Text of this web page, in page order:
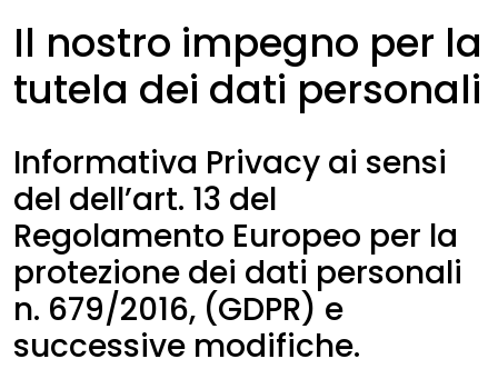
Il nostro impegno per la
tutela dei dati personali
Informativa Privacy ai sensi
del dell’art. 13 del
Regolamento Europeo per la
protezione dei dati personali
n. 679/2016, (GDPR) e
successive modifiche.